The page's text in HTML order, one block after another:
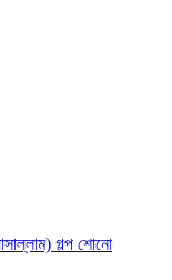
গল্প শোনো